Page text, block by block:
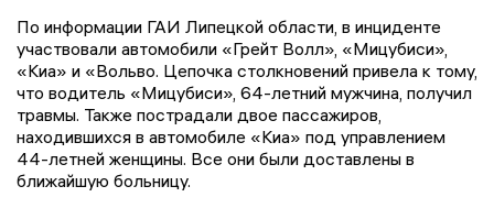
По информации ГАИ Липецкой области, в инциденте
участвовали автомобили «Грейт Волл», «Мицубиси»,
«Киа» и «Вольво. Цепочка столкновений привела к тому,
что водитель «Мицубиси», 64-летний мужчина, получил
травмы. Также пострадали двое пассажиров,
находившихся в автомобиле «Киа» под управлением
44-летней женщины. Все они были доставлены в
ближайшую больницу.